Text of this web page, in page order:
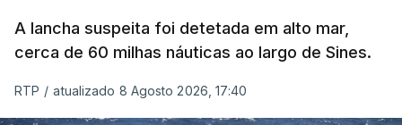
A lancha suspeita foi detetada em alto mar,
cerca de 60 milhas náuticas ao largo de Sines.
RTP / atualizado 8 Agosto 2026, 17:40